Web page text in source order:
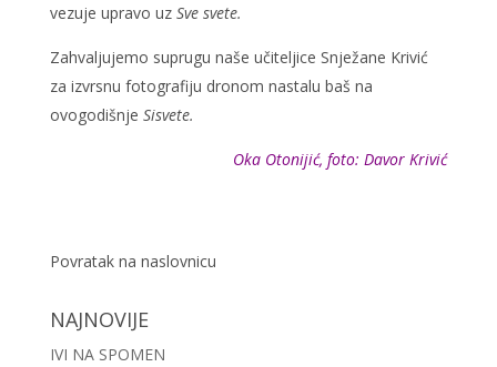
vezuje upravo uz Sve svete.
Zahvaljujemo suprugu naše učiteljice Snježane Krivić
za izvrsnu fotografiju dronom nastalu baš na
ovogodišnje Sisvete.
Oka Otonijić, foto: Davor Krivić
Povratak na naslovnicu
NAJNOVIJE
IVI NA SPOMEN